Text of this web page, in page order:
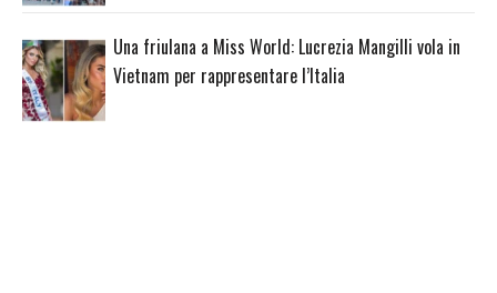
Una friulana a Miss World: Lucrezia Mangilli vola in
Vietnam per rappresentare l’Italia